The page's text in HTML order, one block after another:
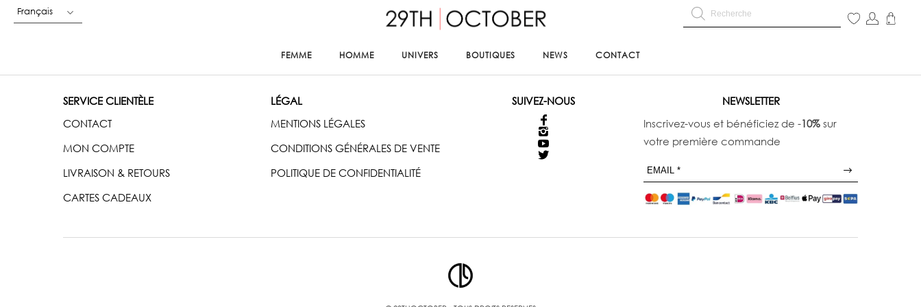
Français
FEMME HOMME UNIVERS BOUTIQUES NEWS CONTACT
SERVICE CLIENTÈLE
CONTACT
MON COMPTE
LIVRAISON & RETOURS
CARTES CADEAUX
LÉGAL
MENTIONS LÉGALES
CONDITIONS GÉNÉRALES DE VENTE
POLITIQUE DE CONFIDENTIALITÉ
SUIVEZ-NOUS
NEWSLETTER
Inscrivez-vous et bénéficiez de -10% sur
votre première commande